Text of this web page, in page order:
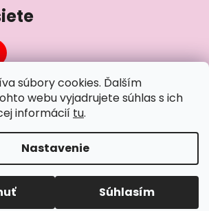
súbory cookies. Ďalším
webu vyjadrujete súhlas s ich
informácií tu.
Nastavenie
Súhlasím
na niečo opýtať?
Vytvoril Shoptet
Little Angel® . Všetky práva vyhradené.